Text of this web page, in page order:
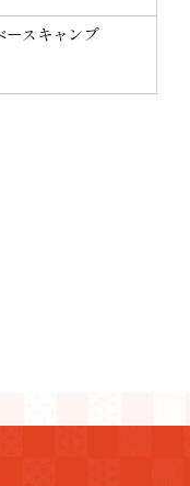
ースキャンプ